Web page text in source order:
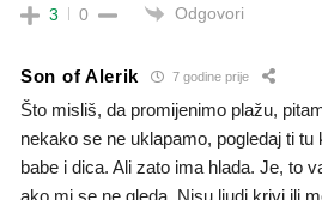
3 0 Odgovori
Son of Alerik 7 godine prije
Što misliš, da promijenimo plažu,
nekako se ne uklapamo, pogledaj ti tu
babe i dica. Ali zato ima hlada. Je, to
ako mi se ne gleda. Nisu ljudi krivi ili